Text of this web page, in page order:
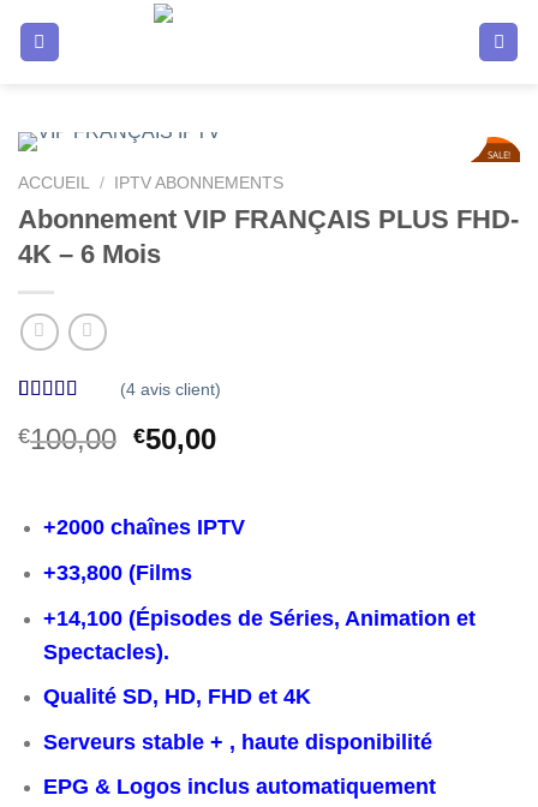
SALE!
ACCUEIL / IPTV ABONNEMENTS
Abonnement VIP FRANÇAIS PLUS FHD-
4K – 6 Mois
sur 5 basé
(4avis client)
€100,00 Le
était :
€50,00Le
est :
+2000 chaînes IPTV
+33,800 (Films
+14,100 (Épisodes de Séries, Animation et
Spectacles).
Qualité SD, HD, FHD et 4K
Serveurs stable + , haute disponibilité
EPG & Logos inclus automatiquement